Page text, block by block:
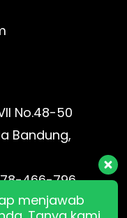
No.48-50
Bandung,
466-796
menjawab